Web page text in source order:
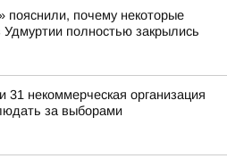
пояснили, почему некоторые
Удмуртии полностью закрылись
31 некоммерческая организация
за выборами